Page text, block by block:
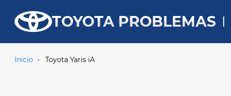
TOYOTA PROBLEMAS
Inicio Toyota Yaris iA